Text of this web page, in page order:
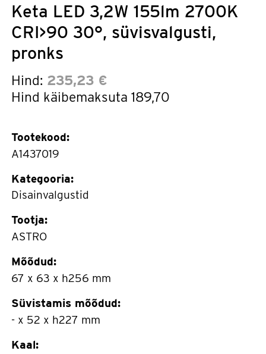
Keta LED 3,2W 155lm 2700K
CRI>90 30°, süvisvalgusti,
pronks
Hind: 235,23 €
Hind käibemaksuta 189,70
Tootekood:
A1437019
Kategooria:
Disainvalgustid
Tootja:
ASTRO
Mõõdud:
67 x 63 x h256 mm
Süvistamis mõõdud:
- x 52 x h227 mm
Kaal: